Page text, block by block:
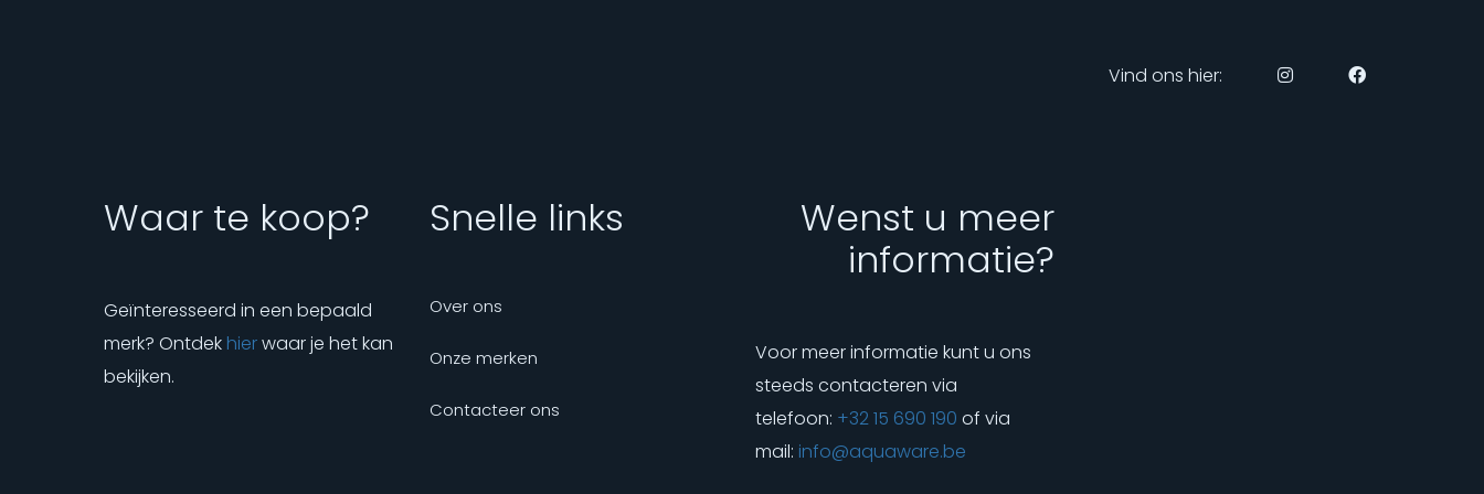
Vind ons hier:
Waar te koop?
Geïnteresseerd in een bepaald
merk? Ontdek hierwaar je het kan
bekijken.
Snelle links
Over ons
Onze merken
Contacteer ons
Wenst u meer
informatie?
Voor meer informatie kunt u ons
steeds contacteren via
telefoon: +32 15 690 190 of via
mail: info@aquaware.be